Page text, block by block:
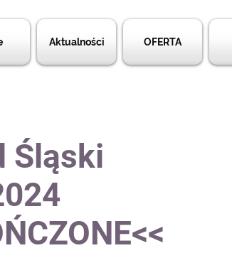
Aktualności OFERTA
Śląski